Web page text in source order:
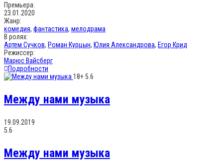
Премьера:
23.01.2020
Жанр:
комедия, фантастика, мелодрама
В ролях:
Артем Сучков, Роман Курцын, Юлия Александрова, Егор Крид
Режиссер:
Марюс Вайсберг
Подробности
18+5.6
Между нами музыка
19.09.2019
5.6
Между нами музыка